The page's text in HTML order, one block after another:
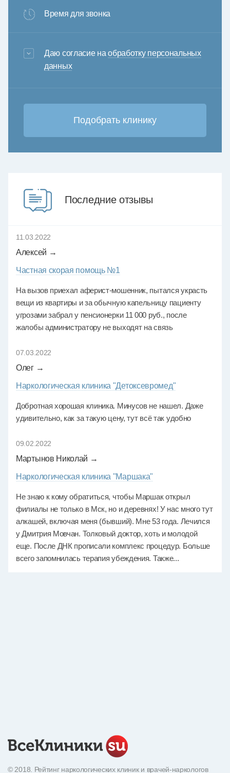
Время для звонка
3+6=
Даю согласие наобработку персональных
данных
Последние отзывы
11.03.2022
Алексей →
Частная скорая помощь №1
На вызов приехал аферист-мошенник, пытался украсть
вещи из квартиры и за обычную капельницу пациенту
угрозами забрал у пенсионерки 11 000 руб., после
жалобы администратору не выходят на связь
07.03.2022
Олег →
Наркологическая клиника "Детоксевромед"
Добротная хорошая клиника. Минусов не нашел. Даже
удивительно, как за такую цену, тут всё так удобно
09.02.2022
Мартынов Николай →
Наркологическая клиника "Маршака"
Не знаю к кому обратиться, чтобы Маршак открыл
филиалы не только в Мск, но и деревнях! У нас много тут
алкашей, включая меня (бывший). Мне 53 года. Лечился
у Дмитрия Мовчан. Толковый доктор, хоть и молодой
еще. После ДНК прописали комплекс процедур. Больше
всего запомнилась терапия убеждения. Также...
© 2018. Рейтинг наркологических клиник и врачей-наркологов